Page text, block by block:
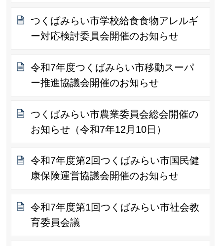
つくばみらい市学校給食食物アレルギ
ー対応検討委員会開催のお知らせ
令和7年度つくばみらい市移動スーパ
ー推進協議会開催のお知らせ
つくばみらい市農業委員会総会開催の
お知らせ（令和7年12月10日）
令和7年度第2回つくばみらい市国民健
康保険運営協議会開催のお知らせ
令和7年度第1回つくばみらい市社会教
育委員会議